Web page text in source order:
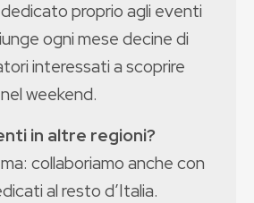
proprio agli eventi
ogni mese decine di
interessati a scoprire
weekend.
in altre regioni?
collaboriamo anche con
al resto d’Italia.